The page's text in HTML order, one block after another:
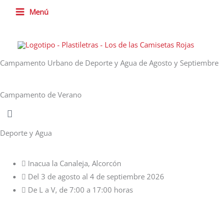
Menú
Campamento Urbano de Deporte y Agua de Agosto y Septiembre
Campamento de Verano
Deporte y Agua
Inacua la Canaleja, Alcorcón
Del 3 de agosto al 4 de septiembre 2026
De L a V, de 7:00 a 17:00 horas